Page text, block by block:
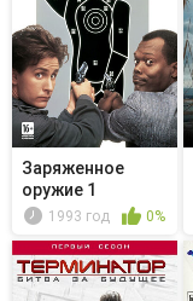
Заряженное
оружие 1
1993 год 0%